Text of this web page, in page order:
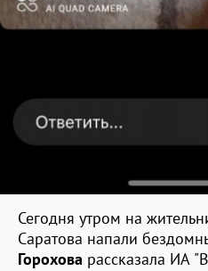
Сегодня утром на
Саратова напали
Горохова рассказала ИА